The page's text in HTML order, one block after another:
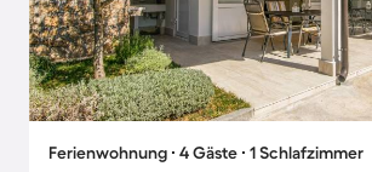
Ferienwohnung ∙ 4 Gäste ∙ 1 Schlafzimmer